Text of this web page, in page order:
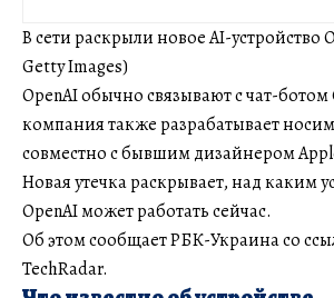
В сети раскрыли новое AI-устройство
Getty Images)
OpenAI обычно связывают с чат-
компания также разрабатывает
совместно с бывшим дизайнером
Новая утечка раскрывает, над каким
OpenAI может работать сейчас.
Об этом сообщает РБК-Украина со
TechRadar.